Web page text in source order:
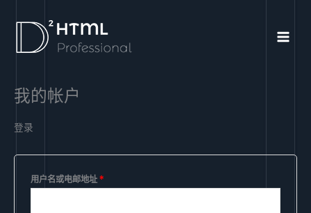
我的帐户
登录
用户名或电邮地址 *
填